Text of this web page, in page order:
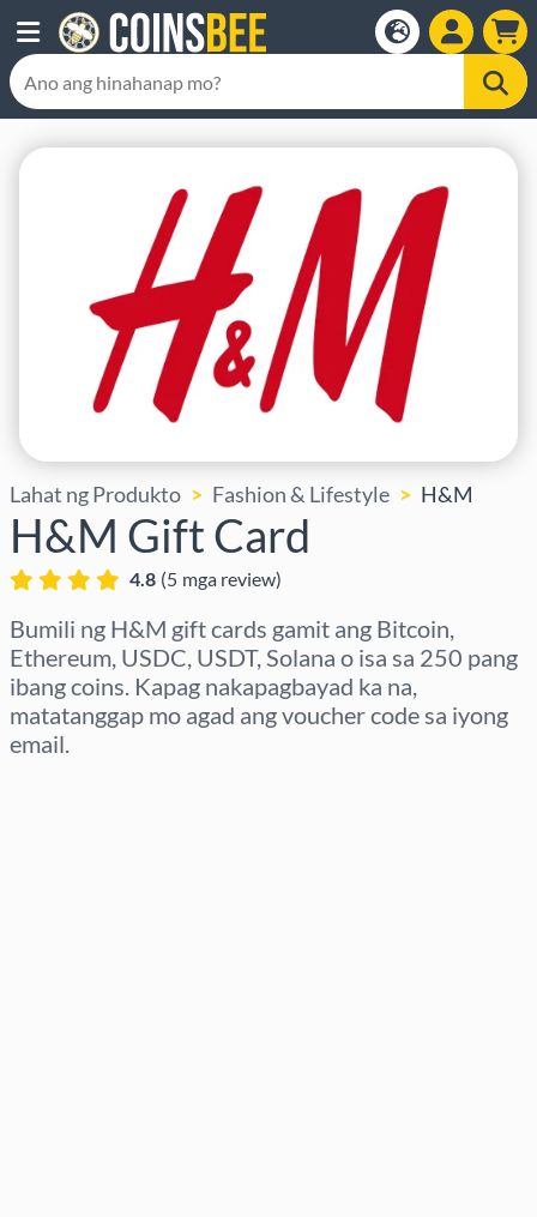
Lahat ng Produkto Fashion & Lifestyle H&M
H&M Gift Card
4.8 (5 mga review)
Bumili ng H&M gift cards gamit ang Bitcoin,
Ethereum, USDC, USDT, Solana o isa sa 250 pang
ibang coins. Kapag nakapagbayad ka na,
matatanggap mo agad ang voucher code sa iyong
email.